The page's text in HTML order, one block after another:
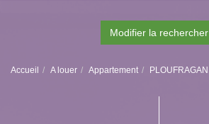
Modifier la rechercher
Accueil A louer Appartement PLOUFRAGAN